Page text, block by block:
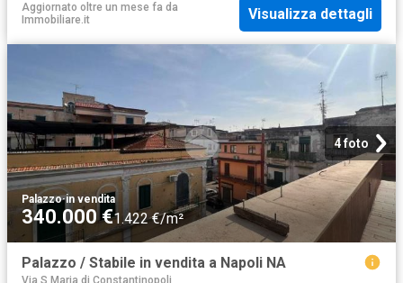
Aggiornato oltre un mese fa da
Immobiliare.it
Visualizza dettagli
4 foto
Palazzo·in vendita
340.000 €1.422 €/m²
Palazzo / Stabile in vendita a Napoli NA
Via S Maria di Constantinopoli